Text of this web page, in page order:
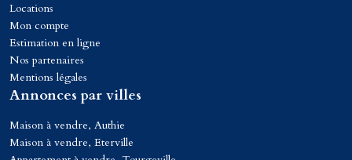
Locations
Mon compte
Estimation en ligne
Nos partenaires
Mentions légales
Annonces par villes
Maison à vendre, Authie
Maison à vendre, Eterville